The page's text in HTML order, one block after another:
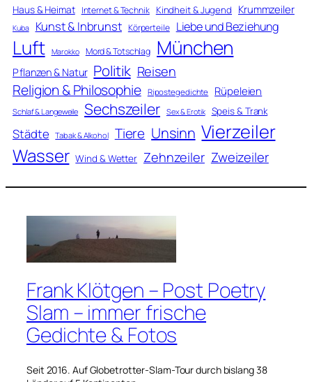
Haus & Heimat Internet & Technik Kindheit & Jugend Krummzeiler
Kuba Kunst & Inbrunst Körperteile Liebe und Beziehung
Luft Marokko Mord & Totschlag München
Pflanzen & Natur Politik Reisen
Religion & Philosophie Ripostegedichte Rüpeleien
Schlaf & Langeweile Sechszeiler Sex & Erotik Speis & Trank
Städte Tabak & Alkohol Tiere Unsinn Vierzeiler
Wasser Wind & Wetter Zehnzeiler Zweizeiler
Frank Klötgen – Post Poetry
Slam – immer frische
Gedichte & Fotos
Seit 2016. Auf Globetrotter-Slam-Tour durch bislang 38